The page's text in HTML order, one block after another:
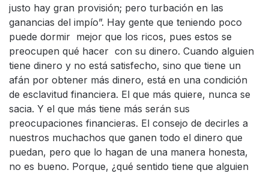
justo hay gran provisión; pero turbación en las
ganancias del impío”. Hay gente que teniendo poco
puede dormir mejor que los ricos, pues estos se
preocupen qué hacer con su dinero. Cuando alguien
tiene dinero y no está satisfecho, sino que tiene un
afán por obtener más dinero, está en una condición
de esclavitud financiera. El que más quiere, nunca se
sacia. Y el que más tiene más serán sus
preocupaciones financieras. El consejo de decirles a
nuestros muchachos que ganen todo el dinero que
puedan, pero que lo hagan de una manera honesta,
no es bueno. Porque, ¿qué sentido tiene que alguien